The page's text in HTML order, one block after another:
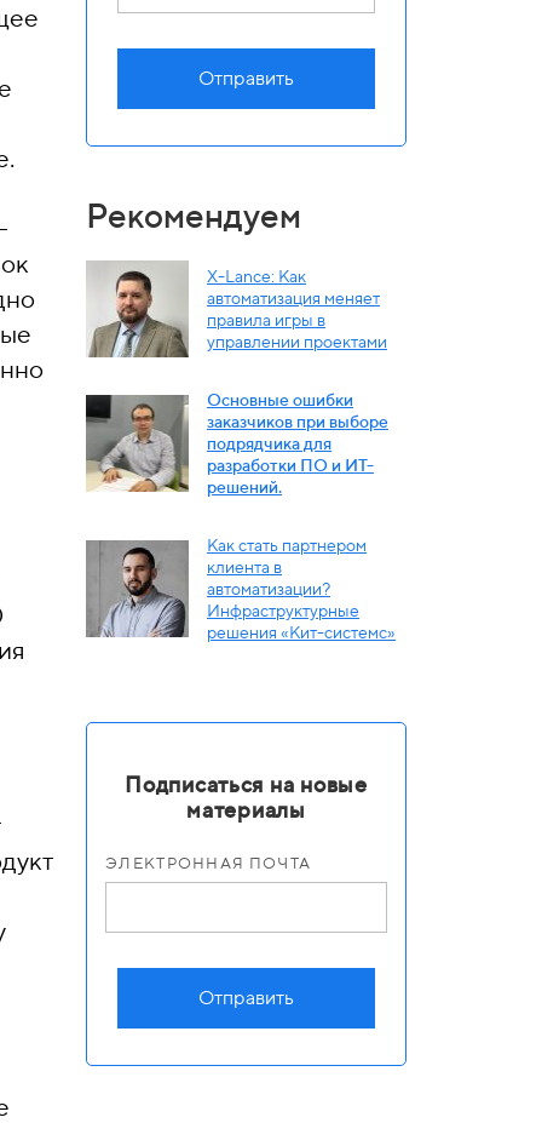
Отправить
Рекомендуем
X-Lance: Как
автоматизация меняет
правила игры в
управлении проектами
Основные ошибки
заказчиков при выборе
подрядчика для
разработки ПО и ИТ-
решений.
Как стать партнером
клиента в
автоматизации?
Инфраструктурные
решения «Кит-системс»
Подписаться на новые
материалы
ЭЛЕКТРОННАЯ ПОЧТА
Отправить